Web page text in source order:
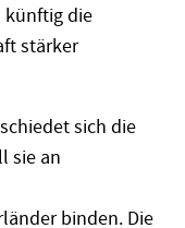
künftig die
stärker
sich die
sie an
binden. Die